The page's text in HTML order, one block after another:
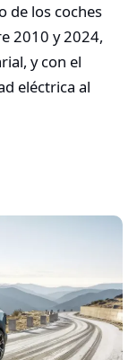
de los coches
2010 y 2024,
y con el
eléctrica al